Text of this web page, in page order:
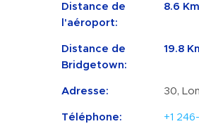
Distance de
l'aéroport:
8.6
Distance de
Bridgetown:
19.8
Adresse: 30,
Téléphone: +1